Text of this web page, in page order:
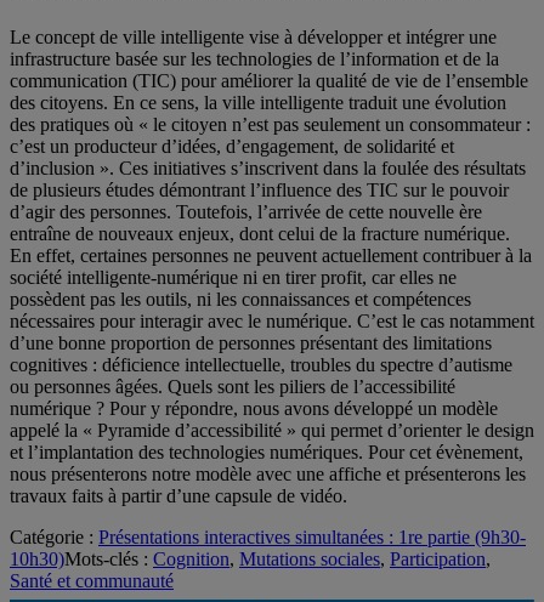
Le concept de ville intelligente vise à développer et intégrer une
infrastructure basée sur les technologies de l’information et de la
communication (TIC) pour améliorer la qualité de vie de l’ensemble
des citoyens. En ce sens, la ville intelligente traduit une évolution
des pratiques où « le citoyen n’est pas seulement un consommateur :
c’est un producteur d’idées, d’engagement, de solidarité et
d’inclusion ». Ces initiatives s’inscrivent dans la foulée des résultats
de plusieurs études démontrant l’influence des TIC sur le pouvoir
d’agir des personnes. Toutefois, l’arrivée de cette nouvelle ère
entraîne de nouveaux enjeux, dont celui de la fracture numérique.
En effet, certaines personnes ne peuvent actuellement contribuer à la
société intelligente-numérique ni en tirer profit, car elles ne
possèdent pas les outils, ni les connaissances et compétences
nécessaires pour interagir avec le numérique. C’est le cas notamment
d’une bonne proportion de personnes présentant des limitations
cognitives : déficience intellectuelle, troubles du spectre d’autisme
ou personnes âgées. Quels sont les piliers de l’accessibilité
numérique ? Pour y répondre, nous avons développé un modèle
appelé la « Pyramide d’accessibilité » qui permet d’orienter le design
et l’implantation des technologies numériques. Pour cet évènement,
nous présenterons notre modèle avec une affiche et présenterons les
travaux faits à partir d’une capsule de vidéo.
Catégorie : Présentations interactives simultanées : 1re partie (9h30-
10h30)Mots-clés : Cognition, Mutations sociales, Participation,
Santé et communauté